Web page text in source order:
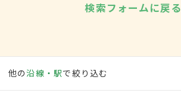
検索フォームに戻る
他の沿線・駅で絞り込む